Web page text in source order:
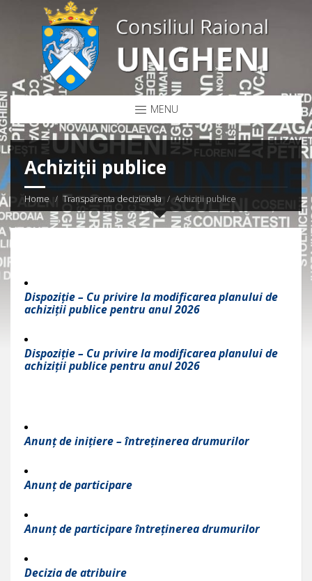
MENU
Achiziții publice
Home Transparenta decizionala Achiziții publice
Dispoziție – Cu privire la modificarea planului de
achiziții publice pentru anul 2026
Dispoziție – Cu privire la modificarea planului de
achiziții publice pentru anul 2026
Anunț de inițiere – întreținerea drumurilor
Anunț de participare
Anunț de participare întreținerea drumurilor
Decizia de atribuire